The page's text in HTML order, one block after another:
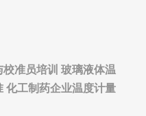
准员培训 玻璃液体温
化工制药企业温度计量